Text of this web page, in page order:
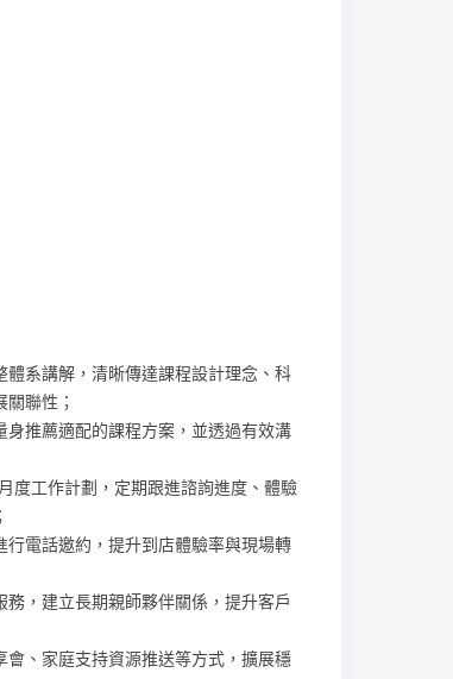
系講解，清晰傳達課程設計理念、科
聯性；
推薦適配的課程方案，並透過有效溝
度工作計劃，定期跟進諮詢進度、體驗
電話邀約，提升到店體驗率與現場轉
，建立長期親師夥伴關係，提升客戶
、家庭支持資源推送等方式，擴展穩